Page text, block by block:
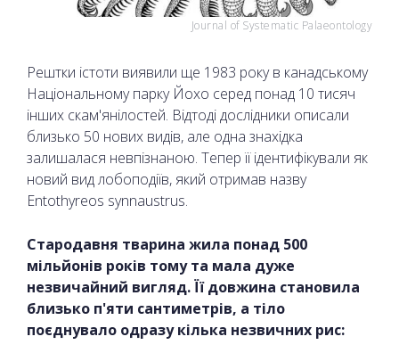
Journal of Systematic Palaeontology
Рештки істоти виявили ще 1983 року в канадському
Національному парку Йохо серед понад 10 тисяч
інших скам'янілостей. Відтоді дослідники описали
близько 50 нових видів, але одна знахідка
залишалася невпізнаною. Тепер її ідентифікували як
новий вид лобоподіїв, який отримав назву
Entothyreos synnaustrus.
Стародавня тварина жила понад 500
мільйонів років тому та мала дуже
незвичайний вигляд. Її довжина становила
близько п'яти сантиметрів, а тіло
поєднувало одразу кілька незвичних рис: